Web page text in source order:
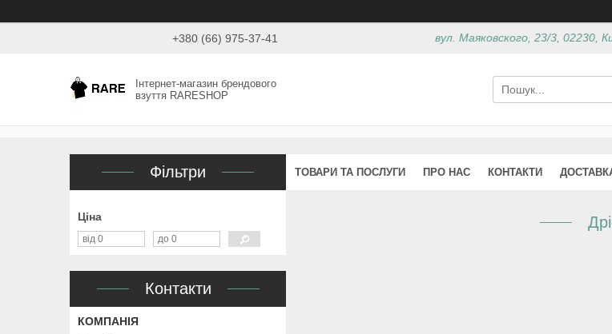
+380 (66) 975-37-41 вул. Маяковского, 23/3, 02230,
Інтернет-магазин брендового
взуття RARESHOP
ТОВАРИ ТА ПОСЛУГИ ПРО НАС КОНТАКТИ
Фільтри
Ціна
Контакти